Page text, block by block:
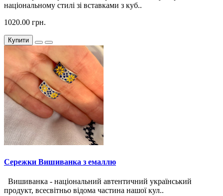
національному стилі зі вставками з куб..
1020.00 грн.
Купити
Сережки Вишиванка з емаллю
Вишиванка - національний автентичний український
продукт, всесвітньо відома частина нашої кул..